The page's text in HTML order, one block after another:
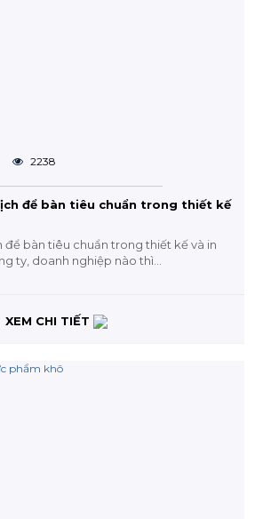
2238
để bàn tiêu chuẩn trong thiết kế
để bàn tiêu chuẩn trong thiết kế và in
ty, doanh nghiệp nào thì...
XEM CHI TIẾT